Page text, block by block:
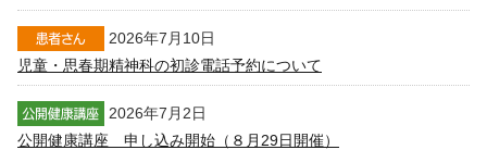
2026年7月10日
児童・思春期精神科の初診電話予約について
2026年7月2日
公開健康講座 申し込み開始（８月29日開催）